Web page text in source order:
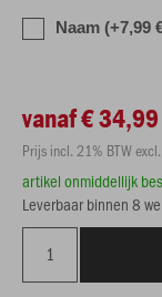
Naam (+7,99
vanaf € 34,99
Prijs incl. 21% BTW
artikel onmiddellijk
Leverbaar binnen 8